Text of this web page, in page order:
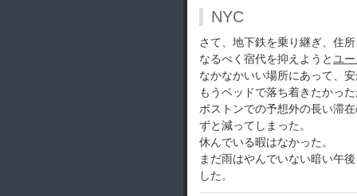
NYC
さて、地下鉄を乗り継ぎ、住
なるべく宿代を抑えようと ユ
なかなかいい場所にあって、
もうベッドで落ち着きたかっ
ボストンでの予想外の長い滞
ずと減ってしまった。
休んでいる暇はなかった。
まだ雨はやんでいない暗い午
した。